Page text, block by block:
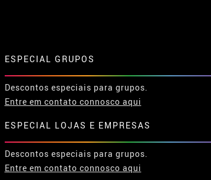
ESPECIAL GRUPOS
Descontos especiais para grupos.
Entre em contato connosco aqui
ESPECIAL LOJAS E EMPRESAS
Descontos especiais para grupos.
Entre em contato connosco aqui